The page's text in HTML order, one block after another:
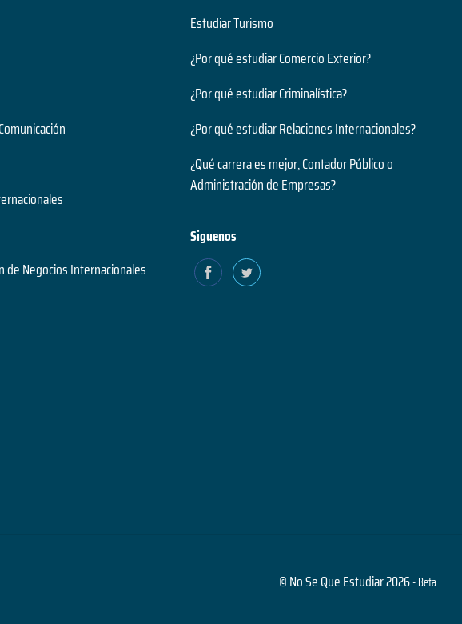
de Negocios Internacionales
Estudiar Turismo
¿Por qué estudiar Comercio Exterior?
¿Por qué estudiar Criminalística?
¿Por qué estudiar Relaciones Internacionales?
¿Qué carrera es mejor, Contador Público o
Administración de Empresas?
Siguenos
© No Se Que Estudiar 2026- Beta